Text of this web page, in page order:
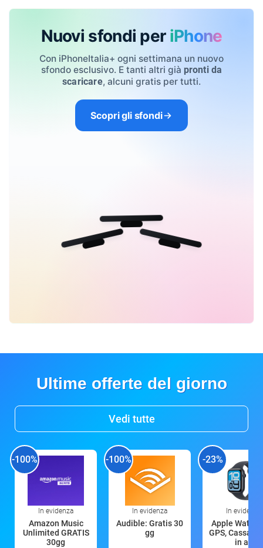
Nuovi sfondi per iPhone
Con iPhoneItalia+ ogni settimana un nuovo
sfondo esclusivo. E tanti altri già pronti da
scaricare, alcuni gratis per tutti.
Scopri gli sfondi
Ultime offerte del giorno
Vedi tutte
-100%
In evidenza
Amazon Music
Unlimited GRATIS
30gg
-100%
In evidenza
Audible: Gratis 30
gg
-23%
In evidenza
Apple Watch
GPS, Cassa
in all